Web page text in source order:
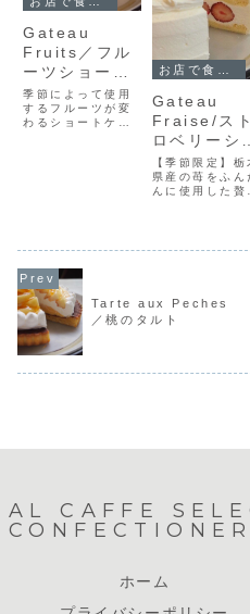
Gateau
Fruits／フル
ーツショート
ケーキ
季節によって使用
するフルーツが変
わるショートケー
ー・ラズベリー
ます。価格
1piece：
¥5305...
お店で食べられるケーキ
Gateau
Fraise/スト
ロベリーショ
ートケーキ
【季節限定】栃
県産の苺をふん
んに使用した贅
楽しみ下さい。
のケーキには栃
県産を使用して
りますが、特に
間...
Tarte aux Peches
／桃のタルト
AL CAFFE
ホーム